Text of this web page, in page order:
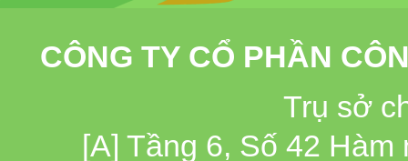
CÔNG TY CỔ PHẦN
Trụ sở
[A] Tầng 6, Số 42